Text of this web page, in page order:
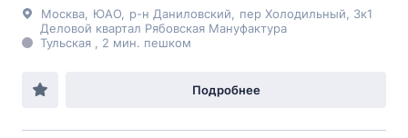
Москва ЮАО р-н Даниловский пер Холодильный , 3к1
Деловой квартал Рябовская Мануфактура
Тульская , 2 мин. пешком
Подробнее